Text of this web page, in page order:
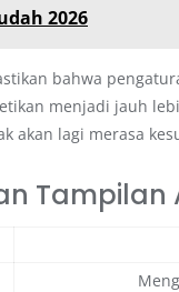
2026
bahwa
menjadi jauh
akan lagi merasa
Tampilan